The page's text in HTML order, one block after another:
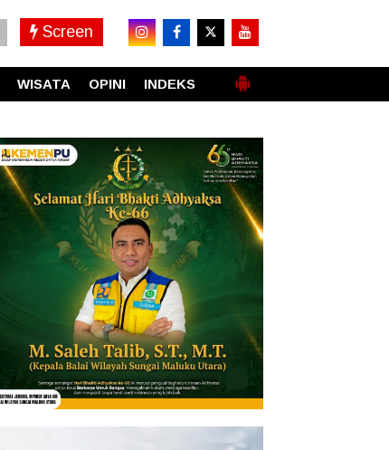
Screen
WISATA OPINI INDEKS